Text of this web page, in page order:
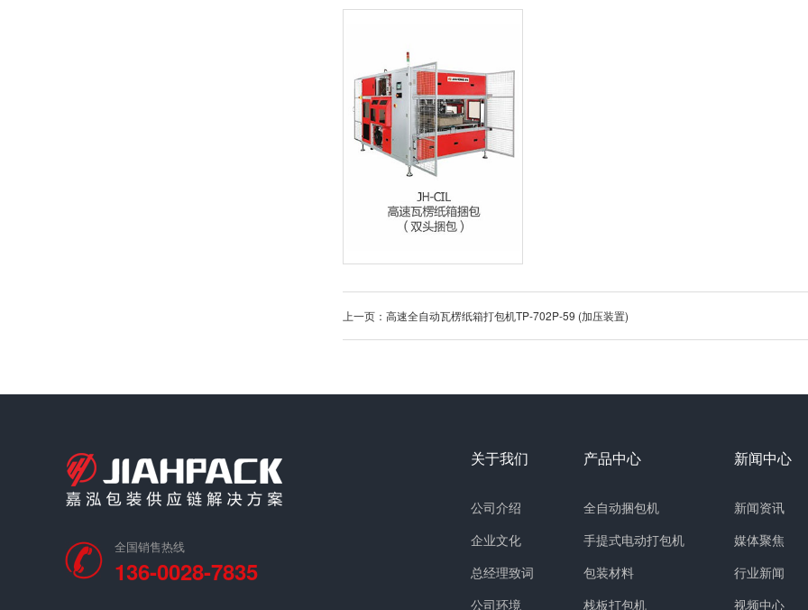
上一页：高速全自动瓦楞纸箱打包机TP-702P-59 (加压装置)
全国销售热线
136-0028-7835
关于我们
公司介绍
企业文化
总经理致词
公司环境
产品中心
全自动捆包机
手提式电动打包机
包装材料
栈板打包机
新闻中心
新闻资讯
媒体聚焦
行业新闻
视频中心